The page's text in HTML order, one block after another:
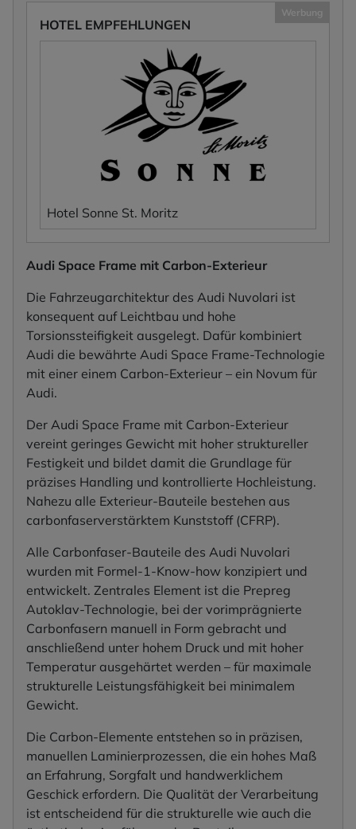
HOTEL EMPFEHLUNGEN
Werbung
Hotel Sonne St. Moritz
Audi Space Frame mit Carbon-Exterieur
Die Fahrzeugarchitektur des Audi Nuvolari ist
konsequent auf Leichtbau und hohe
Torsionssteifigkeit ausgelegt. Dafür kombiniert
Audi die bewährte Audi Space Frame-Technologie
mit einer einem Carbon-Exterieur – ein Novum für
Audi.
Der Audi Space Frame mit Carbon-Exterieur
vereint geringes Gewicht mit hoher struktureller
Festigkeit und bildet damit die Grundlage für
präzises Handling und kontrollierte Hochleistung.
Nahezu alle Exterieur-Bauteile bestehen aus
carbonfaserverstärktem Kunststoff (CFRP).
Alle Carbonfaser-Bauteile des Audi Nuvolari
wurden mit Formel-1-Know-how konzipiert und
entwickelt. Zentrales Element ist die Prepreg
Autoklav-Technologie, bei der vorimprägnierte
Carbonfasern manuell in Form gebracht und
anschließend unter hohem Druck und mit hoher
Temperatur ausgehärtet werden – für maximale
strukturelle Leistungsfähigkeit bei minimalem
Gewicht.
Die Carbon-Elemente entstehen so in präzisen,
manuellen Laminierprozessen, die ein hohes Maß
an Erfahrung, Sorgfalt und handwerklichem
Geschick erfordern. Die Qualität der Verarbeitung
ist entscheidend für die strukturelle wie auch die